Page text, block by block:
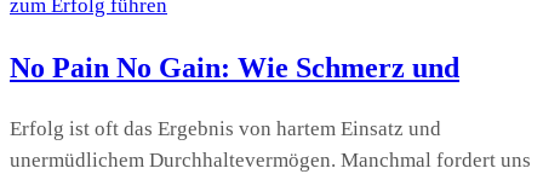
No Pain No Gain: Wie Schmerz und
Erfolg ist oft das Ergebnis von hartem Einsatz und
unermüdlichem Durchhaltevermögen. Manchmal fordert uns